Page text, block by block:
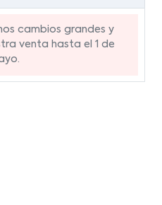
cambios grandes y
venta hasta el 1 de